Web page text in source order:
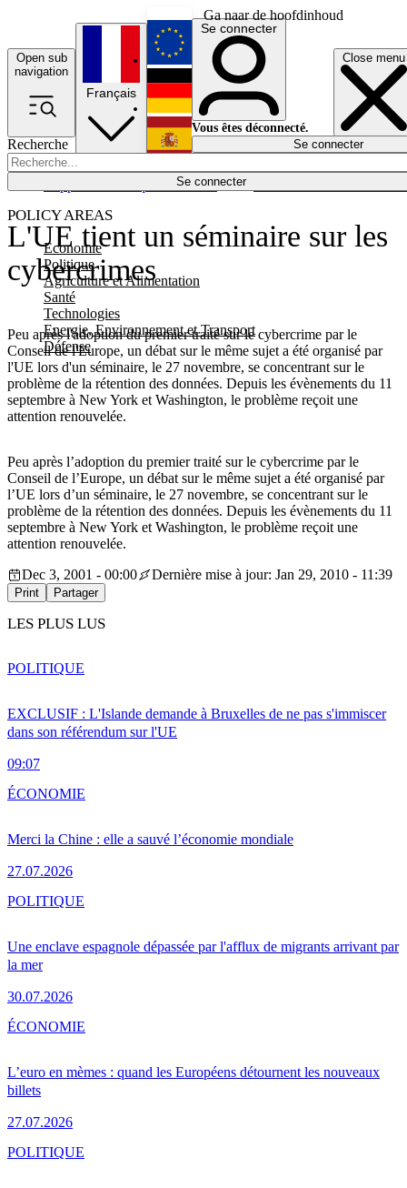
Ga naar de hoofdinhoud
Open sub
navigation
Close menu
Recherche
Se connecter
POLICY AREAS
Economie
Politique
Agriculture et Alimentation
Santé
Technologies
Energie, Environnement et Transport
Défense
Économie
Français
English
Deutsch
Español
Se connecter
Vous êtes déconnecté.
Se connecter
L'UE tient un séminaire sur les
cybercrimes
Peu après l'adoption du premier traité sur le cybercrime par le
Conseil de l'Europe, un débat sur le même sujet a été organisé par
l'UE lors d'un séminaire, le 27 novembre, se concentrant sur le
problème de la rétention des données. Depuis les évènements du 11
septembre à New York et Washington, le problème reçoit une
attention renouvelée.
Peu après l’adoption du premier traité sur le cybercrime par le
Conseil de l’Europe, un débat sur le même sujet a été organisé par
l’UE lors d’un séminaire, le 27 novembre, se concentrant sur le
problème de la rétention des données. Depuis les évènements du 11
septembre à New York et Washington, le problème reçoit une
attention renouvelée.
Dec 3, 2001 - 00:00
Dernière mise à jour: Jan 29, 2010 - 11:39
Print Partager
LES PLUS LUS
EXCLUSIF : L'Islande demande à Bruxelles de ne pas s'immiscer
dans son référendum sur l'UE
09:07
POLITIQUE
Merci la Chine : elle a sauvé l’économie mondiale
27.07.2026
ÉCONOMIE
Une enclave espagnole dépassée par l'afflux de migrants arrivant par
la mer
30.07.2026
POLITIQUE
L’euro en mèmes : quand les Européens détournent les nouveaux
billets
27.07.2026
ÉCONOMIE
POLITIQUE